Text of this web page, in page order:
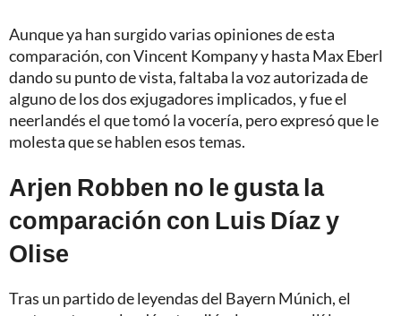
Aunque ya han surgido varias opiniones de esta
comparación, con Vincent Kompany y hasta Max Eberl
dando su punto de vista, faltaba la voz autorizada de
alguno de los dos exjugadores implicados, y fue el
neerlandés el que tomó la vocería, pero expresó que le
molesta que se hablen esos temas.
Arjen Robben no le gusta la
comparación con Luis Díaz y
Olise
Tras un partido de leyendas del Bayern Múnich, el